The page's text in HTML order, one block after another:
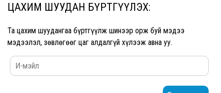
ЦАХИМ ШУУДАН БҮРТГҮҮЛЭХ:
Та цахим шуудангаа бүртгүүлж шинээр орж буй мэдээ
мэдээлэл, зөвлөгөөг цаг алдалгүй хүлээж авна уу.